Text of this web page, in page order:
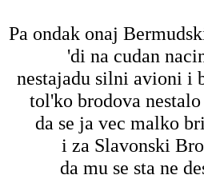
Pa ondak onaj
'di na cudan
nestajadu silni avioni i
tol'ko brodova
da se ja vec malko
i za Slavonski
da mu se sta ne